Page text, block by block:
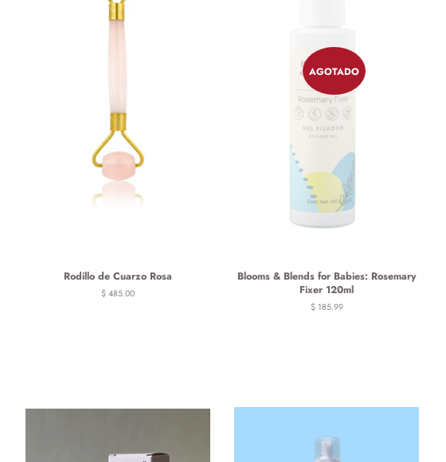
Rodillo de Cuarzo Rosa
Precio
$ 485.00
AGOTADO
Blooms & Blends for Babies: Rosemary
Fixer 120ml
Precio
$ 185.99